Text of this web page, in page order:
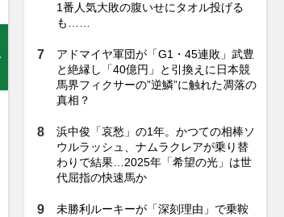
1番人気大敗の腹いせにタオル投げる
も……
アドマイヤ軍団が「G1・45連敗」武豊
と絶縁し「40億円」と引換えに日本競
馬界フィクサーの”逆鱗”に触れた凋落の
真相？
浜中俊「哀愁」の1年。かつての相棒ソ
ウルラッシュ、ナムラクレアが乗り替
わりで結果…2025年「希望の光」は世
代屈指の快速馬か
未勝利ルーキーが「深刻理由」で乗鞍